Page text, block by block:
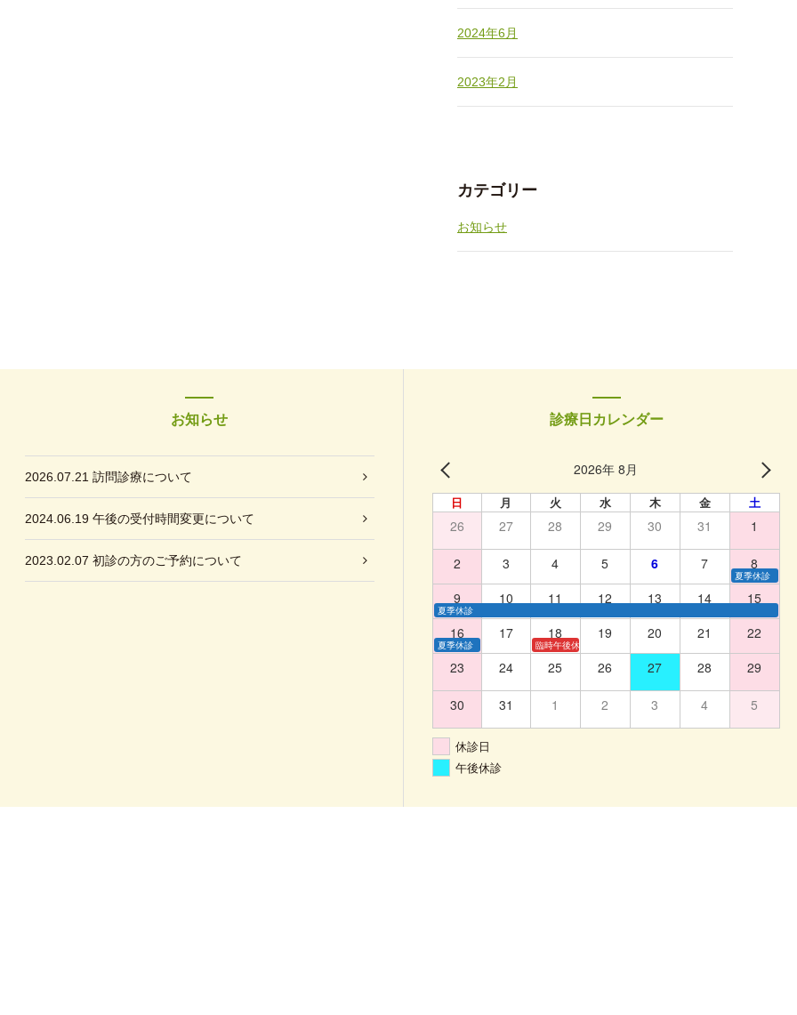
2024年6月
2023年2月
カテゴリー
お知らせ
お知らせ
2026.07.21 訪問診療について
2024.06.19 午後の受付時間変更について
2023.02.07 初診の方のご予約について
診療日カレンダー
2026年 8月
日 月 火 水 木 金 土
26 27 28 29 30 31 1
2 3 4 5 6 7 8
夏季休診
9 10 11 12 13 14 15
夏季休診
16 17 18 19 20 21 22
夏季休診 臨時午後休診
23 24 25 26 27 28 29
30 31 1 2 3 4 5
休診日
午後休診